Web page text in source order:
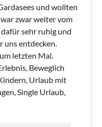
und wollten
zwar weiter vom
sehr ruhig und
entdecken.
letzten Mal.
Beweglich
Urlaub mit
Single Urlaub,